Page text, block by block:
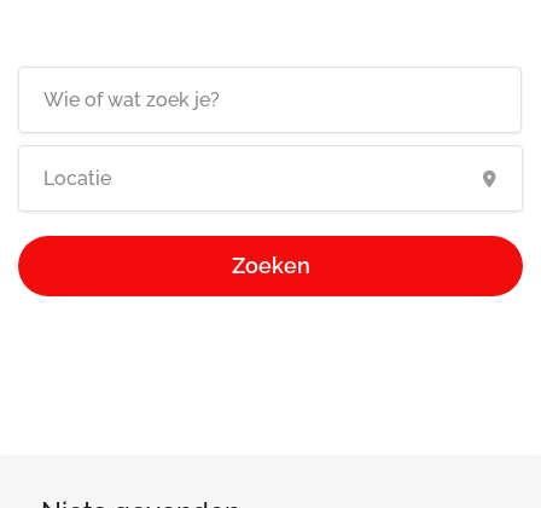
Zoeken